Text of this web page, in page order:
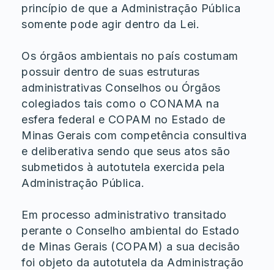
princípio de que a Administração Pública
somente pode agir dentro da Lei.
Os órgãos ambientais no país costumam
possuir dentro de suas estruturas
administrativas Conselhos ou Órgãos
colegiados tais como o CONAMA na
esfera federal e COPAM no Estado de
Minas Gerais com competência consultiva
e deliberativa sendo que seus atos são
submetidos à autotutela exercida pela
Administração Pública.
Em processo administrativo transitado
perante o Conselho ambiental do Estado
de Minas Gerais (COPAM) a sua decisão
foi objeto da autotutela da Administração